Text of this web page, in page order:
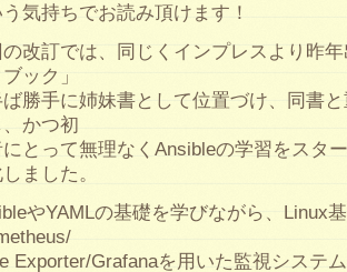
う気持ちでお読み頂けます！
改訂では、同じくインプレスより昨
ック」
ば勝手に姉妹書として位置づけ、同書
、かつ初
とって無理なくAnsibleの学習をスタ
ました。
やYAMLの基礎を学びながら、Linux
Exporter/Grafanaを用いた監視システ